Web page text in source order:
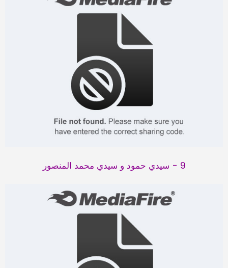
9 - سيدي حمود و سيدي محمد المنصور